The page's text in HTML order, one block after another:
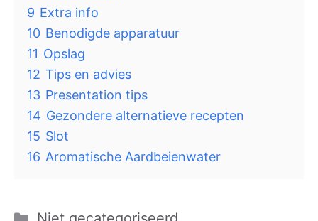
9 Extra info
10 Benodigde apparatuur
11 Opslag
12 Tips en advies
13 Presentation tips
14 Gezondere alternatieve recepten
15 Slot
16 Aromatische Aardbeienwater
Categorieën